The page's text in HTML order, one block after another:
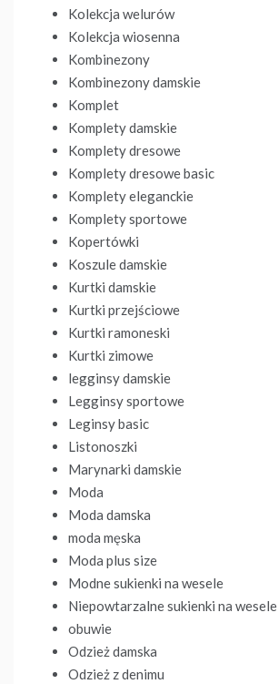
Kolekcja welurów
Kolekcja wiosenna
Kombinezony
Kombinezony damskie
Komplet
Komplety damskie
Komplety dresowe
Komplety dresowe basic
Komplety eleganckie
Komplety sportowe
Kopertówki
Koszule damskie
Kurtki damskie
Kurtki przejściowe
Kurtki ramoneski
Kurtki zimowe
legginsy damskie
Legginsy sportowe
Leginsy basic
Listonoszki
Marynarki damskie
Moda
Moda damska
moda męska
Moda plus size
Modne sukienki na wesele
Niepowtarzalne sukienki na wesele
obuwie
Odzież damska
Odzież z denimu